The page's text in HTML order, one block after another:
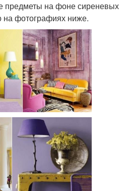
предметы на фоне сиреневых
на фотографиях ниже.